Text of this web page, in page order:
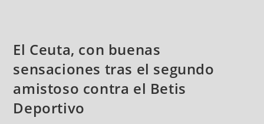
El Ceuta, con buenas
sensaciones tras el segundo
amistoso contra el Betis
Deportivo